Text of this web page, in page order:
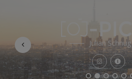
Julian Schnug